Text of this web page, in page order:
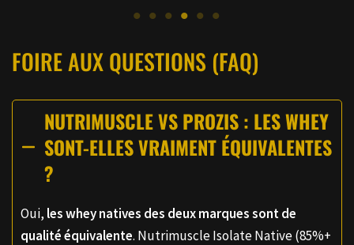
FOIRE AUX QUESTIONS (FAQ)
NUTRIMUSCLE VS PROZIS : LES WHEY
SONT-ELLES VRAIMENT ÉQUIVALENTES
?
Oui, les whey natives des deux marques sont de
qualité équivalente. Nutrimuscle Isolate Native (85%+